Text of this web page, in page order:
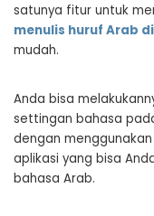
satunya fitur untuk
menulis huruf Arab
mudah.
Anda bisa
settingan bahasa
dengan
aplikasi yang bisa
bahasa Arab.